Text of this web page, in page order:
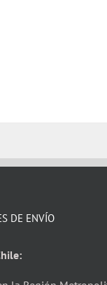
DE ENVÍO